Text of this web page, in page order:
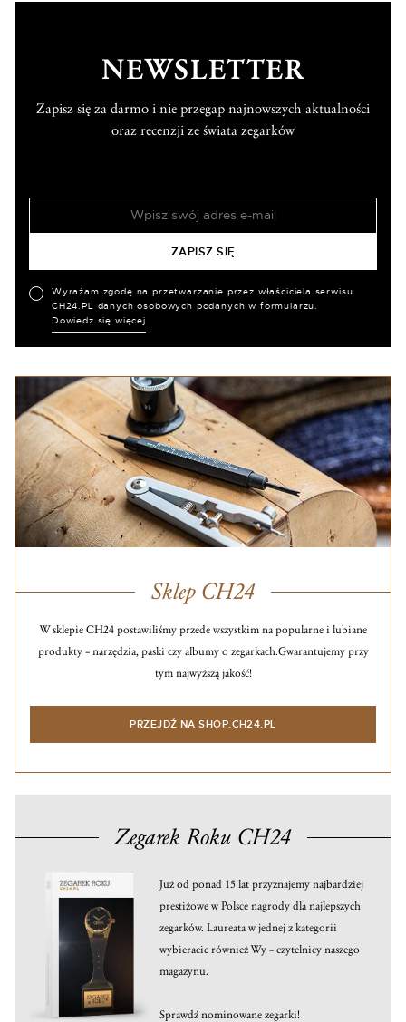
NEWSLETTER
Zapisz się za darmo i nie przegap najnowszych aktualności
oraz recenzji ze świata zegarków
Wyrażam zgodę na przetwarzanie przez właściciela serwisu
CH24.PL danych osobowych podanych w formularzu.
Dowiedz się więcej
Sklep CH24
W sklepie CH24 postawiliśmy przede wszystkim na popularne i lubiane
produkty – narzędzia, paski czy albumy o zegarkach.Gwarantujemy przy
tym najwyższą jakość!
PRZEJDŹ NA SHOP.CH24.PL
Zegarek Roku CH24
Już od ponad 15 lat przyznajemy najbardziej
prestiżowe w Polsce nagrody dla najlepszych
zegarków. Laureata w jednej z kategorii
wybieracie również Wy – czytelnicy naszego
magazynu.
Sprawdź nominowane zegarki!